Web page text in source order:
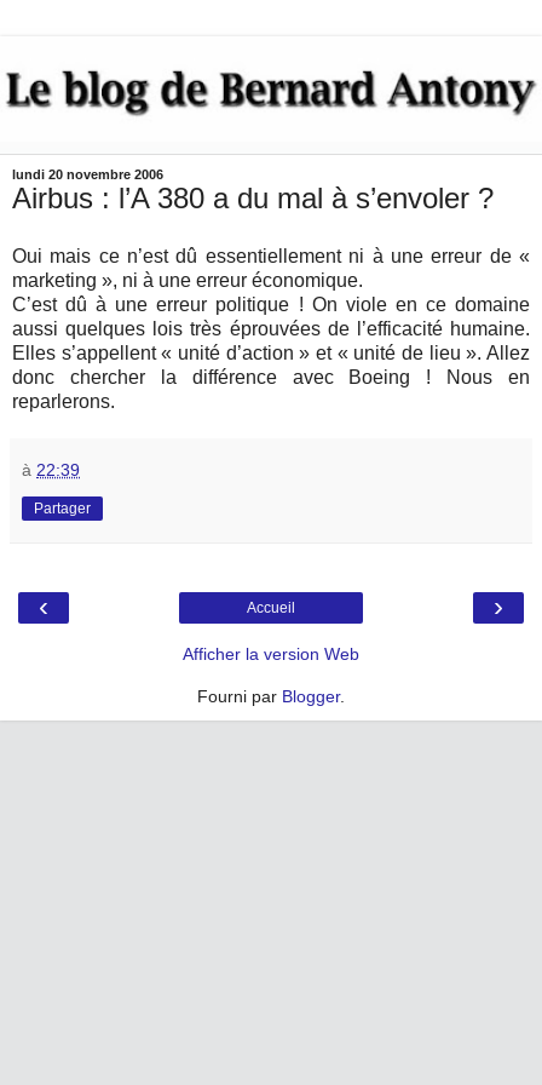
lundi 20 novembre 2006
Airbus : l’A 380 a du mal à s’envoler ?
Oui mais ce n’est dû essentiellement ni à une erreur de «
marketing », ni à une erreur économique.
C’est dû à une erreur politique ! On viole en ce domaine
aussi quelques lois très éprouvées de l’efficacité humaine.
Elles s’appellent « unité d’action » et « unité de lieu ». Allez
donc chercher la différence avec Boeing ! Nous en
reparlerons.
à 22:39
Partager
‹ ›
Accueil
Afficher la version Web
Fourni par Blogger.